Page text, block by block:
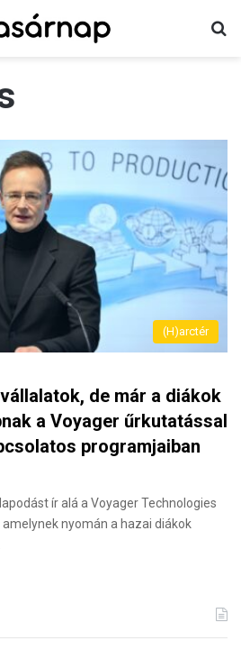
(H)arctér
de már a diákok
a Voyager űrkutatással
programjaiban
ír alá a Voyager Technologies
nyomán a hazai diákok